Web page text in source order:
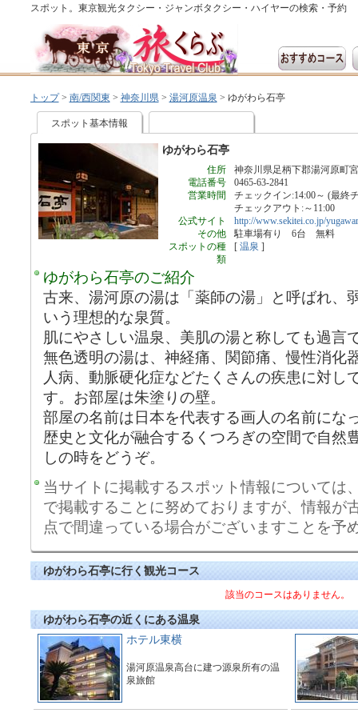
スポット。東京観光タクシー・ジャンボタクシー・ハイヤーの検索・予約
トップ> 南/西関東 > 神奈川県> 湯河原温泉 > ゆがわら石亭
スポット基本情報
ゆがわら石亭
住所
神奈川県足柄下郡湯河原町
電話番号
0465-63-2841
営業時間
チェックイン:14:00～ (最終
チェックアウト:～11:00
公式サイト
http://www.sekitei.co.jp/
その他
駐車場有り 6台 無料
スポットの種
類
[ 温泉 ]
ゆがわら石亭のご紹介
古来、湯河原の湯は「薬師の湯」と呼ばれ、
いう理想的な泉質。
肌にやさしい温泉、美肌の湯と称しても過言
無色透明の湯は、神経痛、関節痛、慢性消化
人病、動脈硬化症などたくさんの疾患に対し
す。お部屋は朱塗りの壁。
部屋の名前は日本を代表する画人の名前にな
歴史と文化が融合するくつろぎの空間で自然
しの時をどうぞ。
当サイトに掲載するスポット情報については
で掲載することに努めておりますが、情報が
点で間違っている場合がございますことを予
ゆがわら石亭に行く観光コース
該当のコースはありません。
ゆがわら石亭の近くにある温泉
ホテル東横
湯河原温泉高台に建つ源泉所有の温
泉旅館